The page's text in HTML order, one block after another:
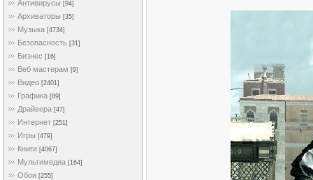
Антивирусы [94]
Архиваторы [35]
Музыка [4734]
Безопасность [31]
Бизнес [16]
Веб мастерам [9]
Видео [2401]
Графика [89]
Драйвера [47]
Интернет [251]
Игры [479]
Книги [4067]
Мультимедиа [164]
Обои [255]